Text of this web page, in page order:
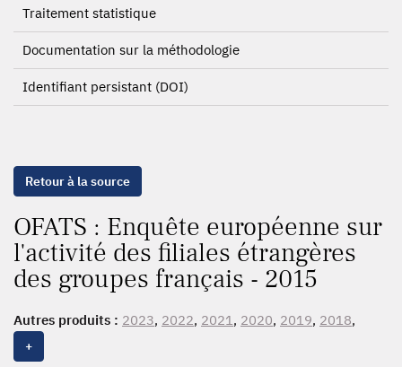
Traitement statistique
Documentation sur la méthodologie
Identifiant persistant (DOI)
Retour à la source
OFATS : Enquête européenne sur
l'activité des filiales étrangères
des groupes français - 2015
Autres produits : 2023, 2022, 2021, 2020, 2019, 2018,
2017
2007
+